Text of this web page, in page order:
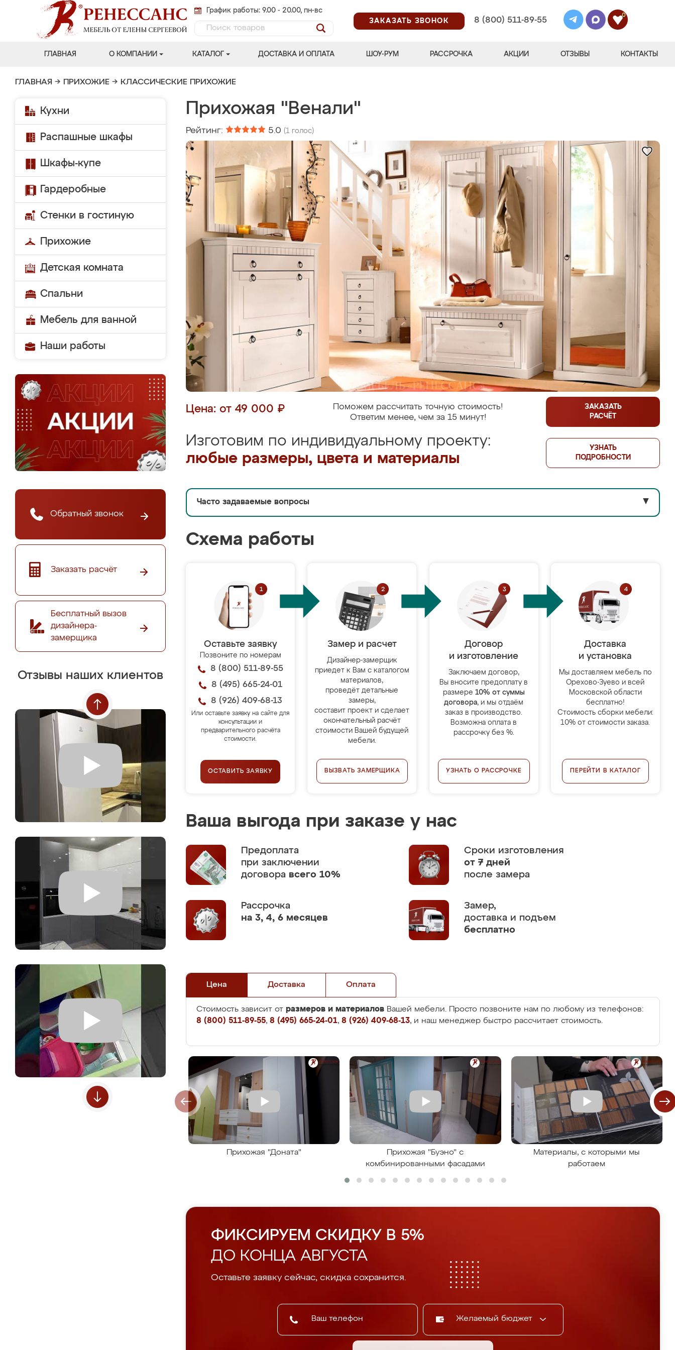
График работы: 9.00 - 20.00, пн-вс
ЗАКАЗАТЬ ЗВОНОК
8 (800) 511-89-55
0
ГЛАВНАЯ О КОМПАНИИ КАТАЛОГ ДОСТАВКА И ОПЛАТА ШОУ-РУМ РАССРОЧКА АКЦИИ ОТЗЫВЫ КОНТАКТЫ
ГЛАВНАЯ → ПРИХОЖИЕ → КЛАССИЧЕСКИЕ ПРИХОЖИЕ
Кухни
Распашные шкафы
Шкафы-купе
Гардеробные
Стенки в гостиную
Прихожие
Детская комната
Спальни
Мебель для ванной
Наши работы
Обратный звонок
Заказать расчёт
Бесплатный вызов
дизайнера-
замерщика
Отзывы наших клиентов
Прихожая "Венали"
Рейтинг: 5.0 (1 голос)
Цена: от 49 000 ₽
Поможем рассчитать точную стоимость!
Ответим менее, чем за 15 минут!
ЗАКАЗАТЬ
РАСЧЁТ
Изготовим по индивидуальному проекту:
любые размеры, цвета и материалы
УЗНАТЬ
ПОДРОБНОСТИ
Часто задаваемые вопросы ▼
Схема работы
Оставьте заявку
Позвоните по номерам
8 (800) 511-89-55
8 (495) 665-24-01
8 (926) 409-68-13
Или оставьте заявку на сайте для
консультации и
предварительного расчёта
стоимости.
ОСТАВИТЬ ЗАЯВКУ
Замер и расчет
Дизайнер-замерщик
приедет к Вам с каталогом
материалов,
проведёт детальные
замеры,
составит проект и сделает
окончательный расчёт
стоимости Вашей будущей
мебели.
ВЫЗВАТЬ ЗАМЕРЩИКА
Договор
и изготовление
Заключаем договор,
Вы вносите предоплату в
размере 10% от суммы
договора, и мы отдаём
заказ в производство.
Возможна оплата в
рассрочку без %.
УЗНАТЬ О РАССРОЧКЕ
Доставка
и установка
Мы доставляем мебель по
Орехово-Зуево и всей
Московской области
бесплатно!
Стоимость сборки мебели:
10% от стоимости заказа.
ПЕРЕЙТИ В КАТАЛОГ
Ваша выгода при заказе у нас
Предоплата
при заключении
договора всего 10%
Сроки изготовления
от 7 дней
после замера
Рассрочка
на 3, 4, 6 месяцев
Замер,
доставка и подъем
бесплатно
Цена Доставка Оплата
Стоимость зависит от размеров и материалов Вашей мебели. Просто позвоните нам по любому из телефонов:
8 (800) 511-89-55, 8 (495) 665-24-01, 8 (926) 409-68-13, и наш менеджер быстро рассчитает стоимость.
Прихожая "Доната"
Прихожая "Буэно" с
комбинированными фасадами
Материалы, с которыми мы
работаем
ФИКСИРУЕМ СКИДКУ В 5%
ДО КОНЦА АВГУСТА
Оставьте заявку сейчас, скидка сохранится.
Желаемый бюджет